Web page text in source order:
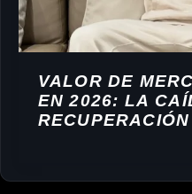
VALOR DE
EN 2026: LA